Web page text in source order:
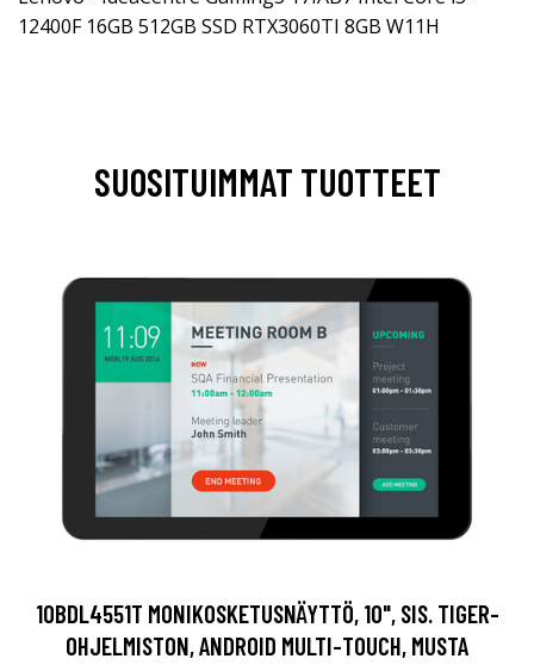
12400F 16GB 512GB SSD RTX3060TI 8GB W11H
SUOSITUIMMAT TUOTTEET
10BDL4551T MONIKOSKETUSNÄYTTÖ, 10", SIS. TIGER-
OHJELMISTON, ANDROID MULTI-TOUCH, MUSTA